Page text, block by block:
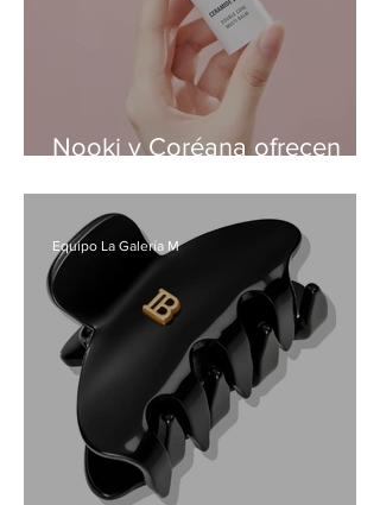
Nooki y Coréana ofrecen
productos de skin care
Equipo La Galería M